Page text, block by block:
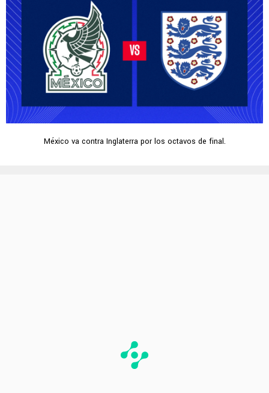
México va contra Inglaterra por los octavos de final.